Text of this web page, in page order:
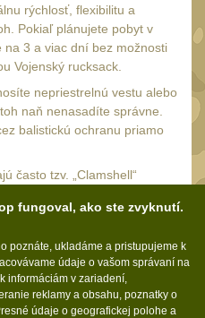
rýchlosť, flexibilitu a
Pokiaľ plánujete pobyt v
3 a viac dní bez možnosti
Vojenský rucksack.
nepriestrelnú vestu alebo
naň nenasadíte správne.
balistickú ochranu priamo
často tzv. „Clamshell“
zatiaľ čo vojenské batohy
fungoval, ako ste zvyknutí.
poznáte, ukladáme a pristupujeme k
údaje o vašom správaní na
informáciám v zariadení,
reklamy a obsahu, poznatky o
údaje o geografickej polohe a